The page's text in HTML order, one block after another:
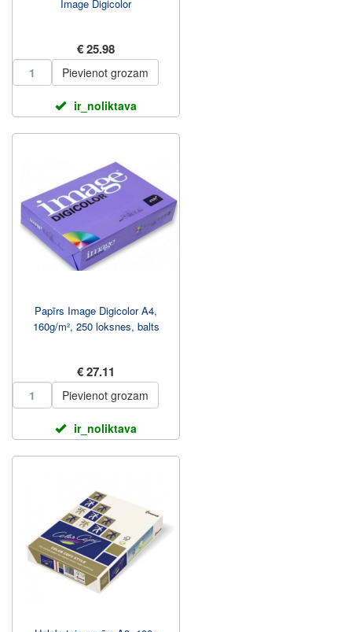
Image Digicolor
€ 25.98
Pievienot grozam
ir_noliktava
Papīrs Image Digicolor A4,
160g/m², 250 loksnes, balts
€ 27.11
Pievienot grozam
ir_noliktava